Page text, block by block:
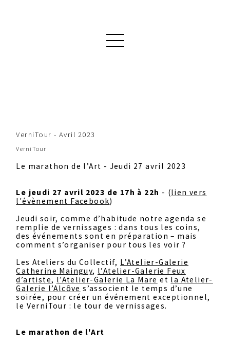
VerniTour - Avril 2023
VerniTour
Le marathon de l’Art - Jeudi 27 avril 2023
Le jeudi 27 avril 2023 de 17h à 22h - (lien vers
l'évènement Facebook)
Jeudi soir, comme d’habitude notre agenda se
remplie de vernissages : dans tous les coins,
des événements sont en préparation – mais
comment s’organiser pour tous les voir ?
Les Ateliers du Collectif, L’Atelier-Galerie
Catherine Mainguy, l’Atelier-Galerie Feux
d’artiste, l’Atelier-Galerie La Mare et la Atelier-
Galerie l’Alcôve s’associent le temps d’une
soirée, pour créer un événement exceptionnel,
le VerniTour : le tour de vernissages.
Le marathon de l'Art